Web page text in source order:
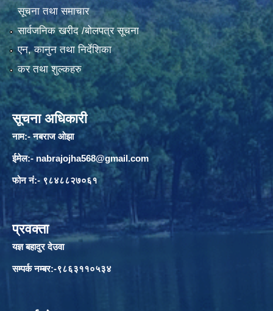
सूचना तथा समाचार
सार्वजनिक खरीद /बोलपत्र सूचना
एन, कानुन तथा निर्देशिका
कर तथा शुल्कहरु
सूचना अधिकारी
नाम:- नबराज ओझा
ईमेल:- nabrajojha568@gmail.com
फोन नं:- ९८४८८२७०६१
प्रवक्ता
यज्ञ बहादुर देउवा
सम्पर्क नम्बर:-९८६३११०५३४